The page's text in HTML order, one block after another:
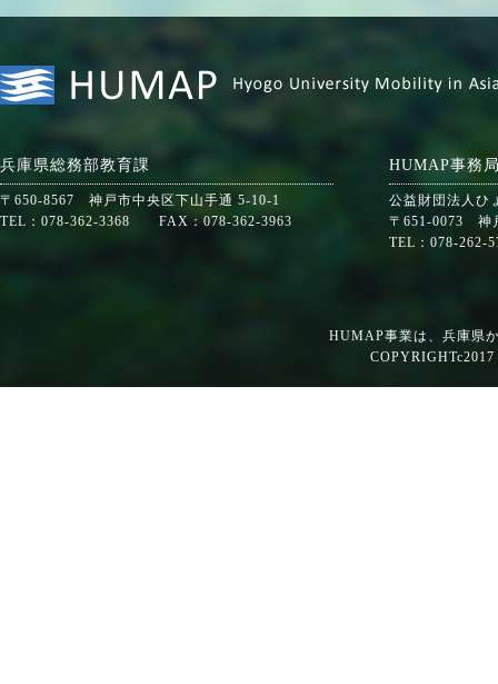
兵庫県総務部教育課
〒650-8567 神戸市中央区下山手通 5-10-1
TEL：078-362-3368 FAX：078-362-3963
HUMAP事務
公益財団法人ひ
〒651-0073 神
TEL：078-
HUMAP事業は、兵庫県